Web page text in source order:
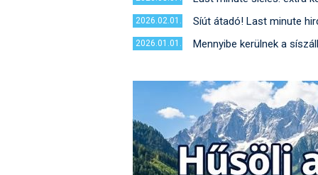
2026.02.01. Síút átadó! Last minute
2026.01.01. Mennyibe kerülnek a